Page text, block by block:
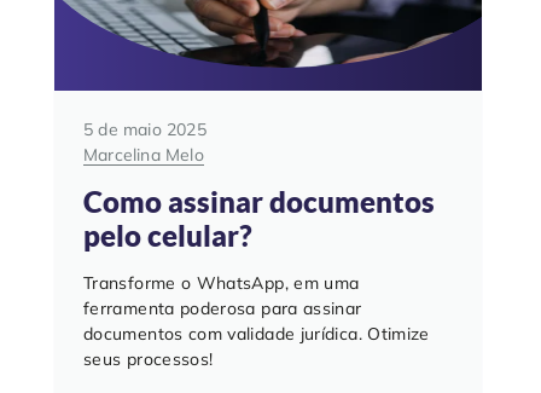
5 de maio 2025
Marcelina Melo
Como assinar documentos
pelo celular?
Transforme o WhatsApp, em uma
ferramenta poderosa para assinar
documentos com validade jurídica. Otimize
seus processos!